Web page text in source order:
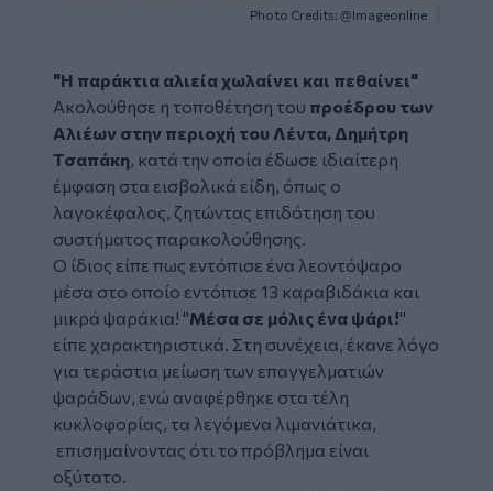
Photo Credits: @Imageonline
"Η παράκτια αλιεία χωλαίνει και πεθαίνει"
Ακολούθησε η τοποθέτηση του προέδρου των
Αλιέων στην περιοχή του Λέντα, Δημήτρη
Τσαπάκη, κατά την οποία έδωσε ιδιαίτερη
έμφαση στα εισβολικά είδη, όπως ο
λαγοκέφαλος, ζητώντας επιδότηση του
συστήματος παρακολούθησης.
Ο ίδιος είπε πως εντόπισε ένα λεοντόψαρο
μέσα στο οποίο εντόπισε 13 καραβιδάκια και
μικρά ψαράκια! "Μέσα σε μόλις ένα ψάρι!"
είπε χαρακτηριστικά. Στη συνέχεια, έκανε λόγο
για τεράστια μείωση των επαγγελματιών
ψαράδων, ενώ αναφέρθηκε στα τέλη
κυκλοφορίας, τα λεγόμενα λιμανιάτικα,
επισημαίνοντας ότι το πρόβλημα είναι
οξύτατο.